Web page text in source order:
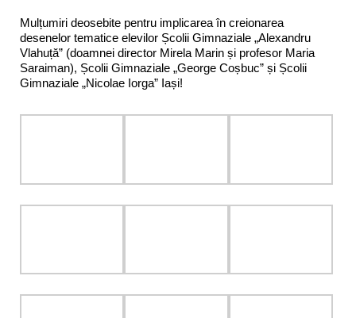
Mulțumiri deosebite pentru implicarea în creionarea
desenelor tematice elevilor Școlii Gimnaziale „Alexandru
Vlahuță” (doamnei director Mirela Marin și profesor Maria
Saraiman), Școlii Gimnaziale „George Coșbuc” și Școlii
Gimnaziale „Nicolae Iorga” Iași!